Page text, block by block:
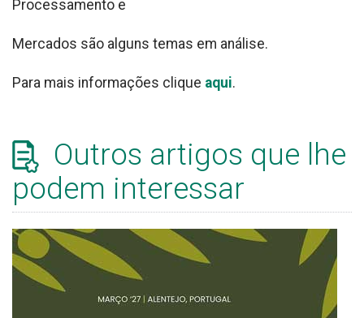
Processamento e
Mercados são alguns temas em análise.
Para mais informações clique aqui.
Outros artigos que lhe
podem interessar